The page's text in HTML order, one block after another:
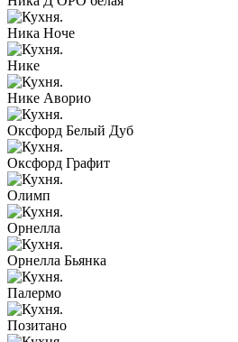
Ника Ноче
Нике
Нике Аворио
Оксфорд Белый Дуб
Оксфорд Графит
Олимп
Орнелла
Орнелла Бьянка
Палермо
Позитано